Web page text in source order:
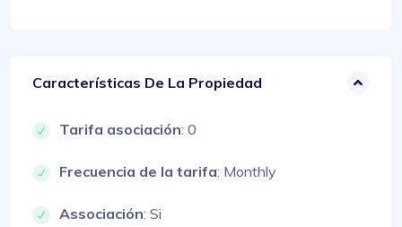
Características De La Propiedad
Tarifa asociación: 0
Frecuencia de la tarifa: Monthly
Associación: Si